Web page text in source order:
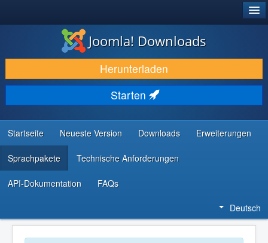
DOWNLOAD & ERWEITERN
ENTDECKEN & LERNEN
COMMUNITY & SUPPORT
RESSOURCEN FÜR ENTWICKLER
Joomla! Downloads
Herunterladen
Starten
Startseite Neueste Version Downloads Erweiterungen
Sprachpakete Technische Anforderungen
API-Dokumentation FAQs
Deutsch